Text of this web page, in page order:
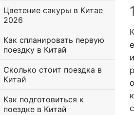
О China
Цветение сакуры в Китае
2026
Как спланировать первую
поездку в Китай
Сколько стоит поездка в
Китай
Как подготовиться к
поездке в Китай